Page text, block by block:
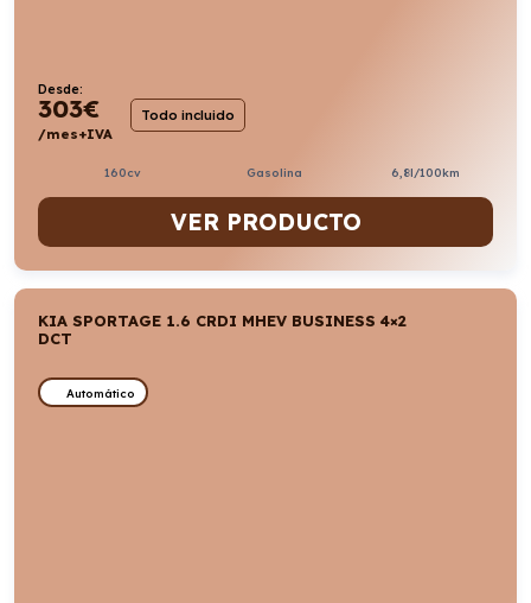
Desde:
303€
/mes+IVA
Todo incluido
160cv Gasolina 6,8l/100km
VER PRODUCTO
KIA SPORTAGE 1.6 CRDI MHEV BUSINESS 4×2
DCT
Automático